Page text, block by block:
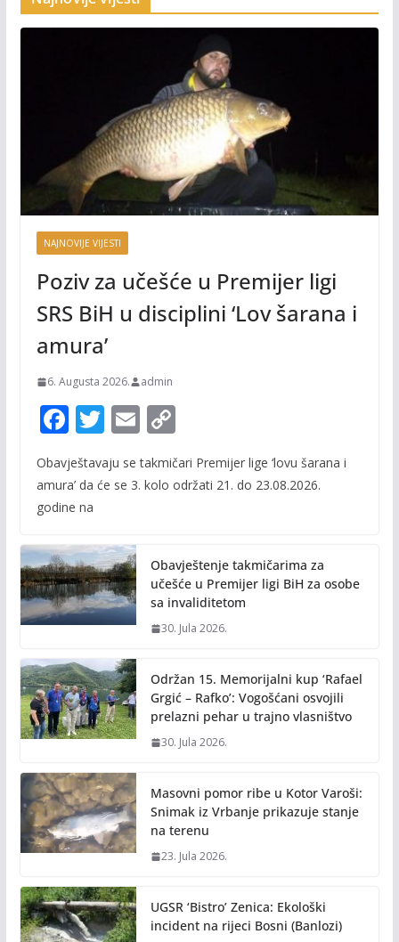
NAJNOVIJE VIJESTI
Poziv za učešće u Premijer ligi
SRS BiH u disciplini ‘Lov šarana i
amura’
6. Augusta 2026. admin
F
ac
e
b
o
k
T
itt
E
m
ai
C
o
p
n
k
Obavještavaju se takmičari Premijer lige ‘lovu šarana i
amura’ da će se 3. kolo održati 21. do 23.08.2026.
godine na
Obavještenje takmičarima za
učešće u Premijer ligi BiH za osobe
sa invaliditetom
30. Jula 2026.
Održan 15. Memorijalni kup ‘Rafael
Grgić – Rafko’: Vogošćani osvojili
prelazni pehar u trajno vlasništvo
30. Jula 2026.
Masovni pomor ribe u Kotor Varoši:
Snimak iz Vrbanje prikazuje stanje
na terenu
23. Jula 2026.
UGSR ‘Bistro’ Zenica: Ekološki
incident na rijeci Bosni (Banlozi)